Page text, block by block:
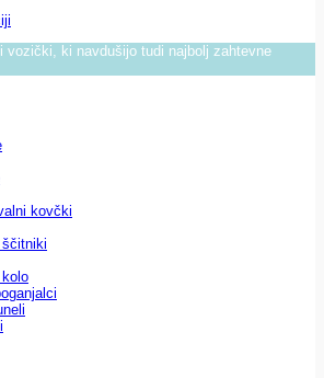
vozički, ki navdušijo tudi najbolj zahtevne
kovčki